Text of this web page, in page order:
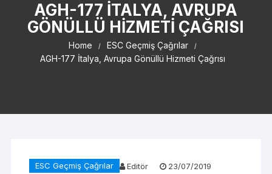
AGH-177 İTALYA, AVRUPA
GÖNÜLLÜ HIZMETI ÇAĞRISI
Home
ESC Geçmiş Çağrılar
AGH-177 İtalya, Avrupa Gönüllü Hizmeti Çağrısı
ESC Geçmiş Çağrılar Editör 23/07/2019